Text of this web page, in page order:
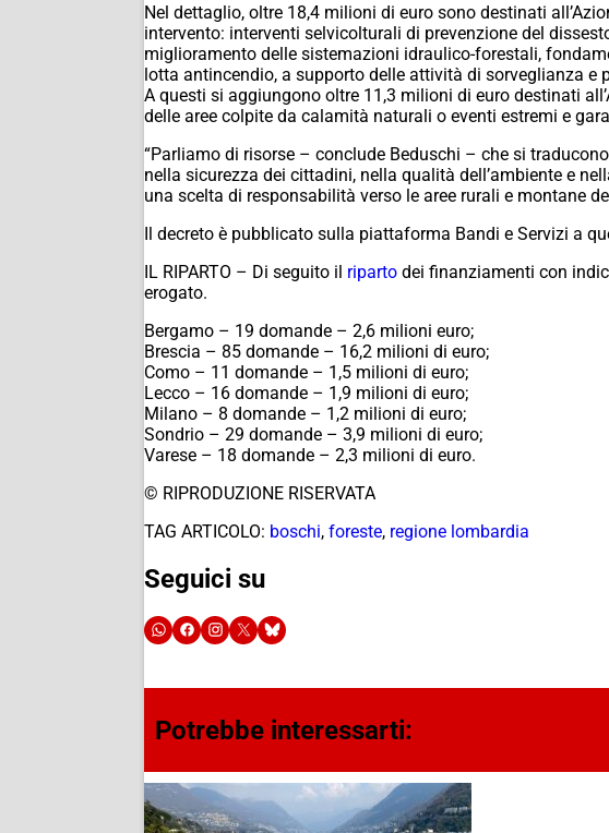
Nel dettaglio, oltre 18,4 milioni di euro sono destinati
intervento: interventi selvicolturali di prevenzione del
miglioramento delle sistemazioni idraulico-forestali,
lotta antincendio, a supporto delle attività di sorveglianza e
A questi si aggiungono oltre 11,3 milioni di euro destinati
delle aree colpite da calamità naturali o eventi estremi e
“Parliamo di risorse – conclude Beduschi – che si
nella sicurezza dei cittadini, nella qualità dell’ambiente e
una scelta di responsabilità verso le aree rurali e montane
Il decreto è pubblicato sulla piattaforma Bandi e Servizi a
IL RIPARTO – Di seguito il riparto dei finanziamenti con
erogato.
Bergamo – 19 domande – 2,6 milioni euro;
Brescia – 85 domande – 16,2 milioni di euro;
Como – 11 domande – 1,5 milioni di euro;
Lecco – 16 domande – 1,9 milioni di euro;
Milano – 8 domande – 1,2 milioni di euro;
Sondrio – 29 domande – 3,9 milioni di euro;
Varese – 18 domande – 2,3 milioni di euro.
© RIPRODUZIONE RISERVATA
TAG ARTICOLO: boschi, foreste, regione lombardia
Seguici su
Potrebbe interessarti: